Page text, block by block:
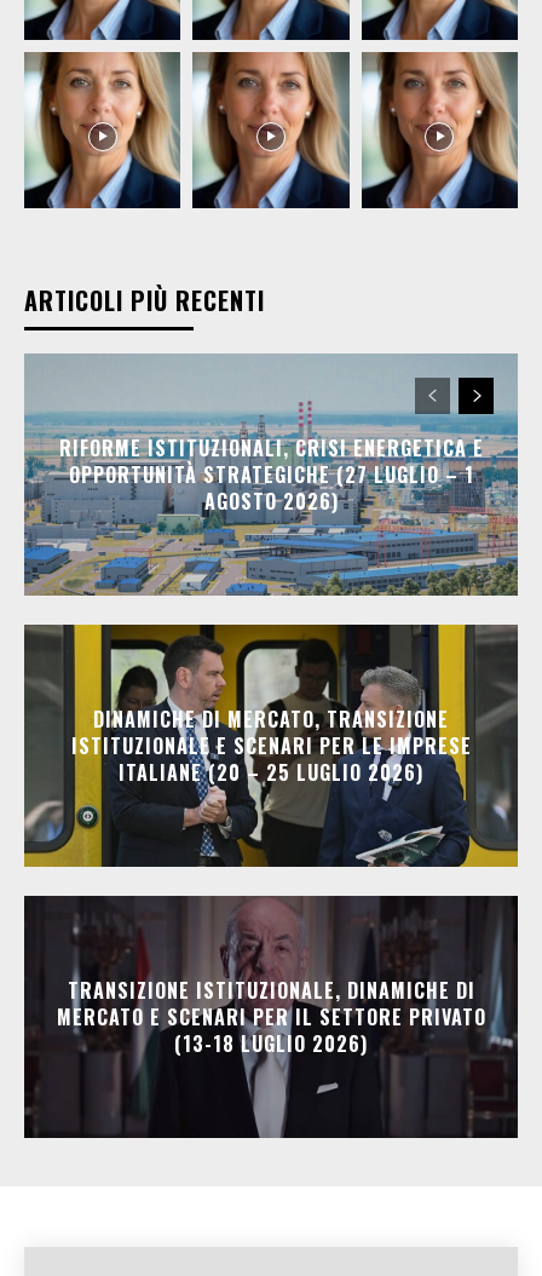
ARTICOLI PIÙ RECENTI
RIFORME ISTITUZIONALI, CRISI ENERGETICA E
OPPORTUNITÀ STRATEGICHE (27 LUGLIO – 1
AGOSTO 2026)
DINAMICHE DI MERCATO, TRANSIZIONE
ISTITUZIONALE E SCENARI PER LE IMPRESE
ITALIANE (20 – 25 LUGLIO 2026)
TRANSIZIONE ISTITUZIONALE, DINAMICHE DI
MERCATO E SCENARI PER IL SETTORE PRIVATO
(13-18 LUGLIO 2026)